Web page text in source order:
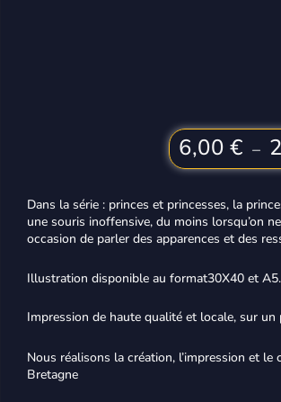
6,00€ –
Dans la série : princes et princesses, la
une souris inoffensive, du moins lorsqu’on
occasion de parler des apparences et des
Illustration disponible au format30X40 et A5.
Impression de haute qualité et locale, sur
Nous réalisons la création, l’impression et
Bretagne